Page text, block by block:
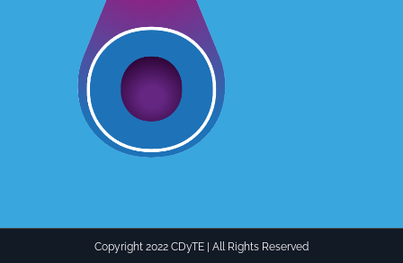
Copyright 2022 CDyTE | All Rights Reserved